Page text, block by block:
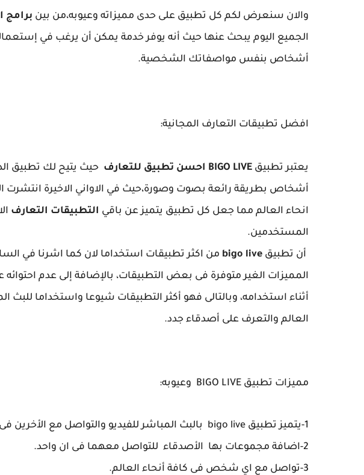
والان سنعرض لكم كل تطبيق على حدى مميزاته وعيوبه،من بين برامج
الجميع اليوم يبحث عنها حيث أنه يوفر خدمة يمكن أن يرغب في
أشخاص بنفس مواصفاتك الشخصية.
افضل تطبيقات التعارف المجانية:
يعتبر تطبيق BIGO LIVE احسن تطبيق للتعارف
حيث يتيح لك تطبيق
أشخاص بطريقة رائعة بصوت وصورة،حيث في الاواني الاخيرة انتشرت
انحاء العالم مما جعل كل تطبيق يتميز عن باقي التطبيقات التعارف
المستخدمين.
أن تطبيق bigo live من اكثر تطبيقات استخداما لان كما اشرنا في
المميزات الغير متوفرة فى بعض التطبيقات، بالإضافة إلى عدم احتوائه
أثناء استخدامه، وبالتالى فهو أكثر التطبيقات شيوعا واستخداما
العالم والتعرف على أصدقاء جدد.
مميزات تطبيق BIGO LIVE وعيوبه:
1-يتميز تطبيق bigo live بالبث المباشر للفيديو والتواصل مع الأخرين فى كافة أنحاء العالم.
2-اضافة مجموعات بها الأصدقاء للتواصل معهما فى ان واحد.
3-تواصل مع اي شخص فى كافة أنحاء العالم.